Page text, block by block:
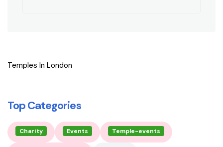
Temples In London
Top Categories
Charity Events Temple-events